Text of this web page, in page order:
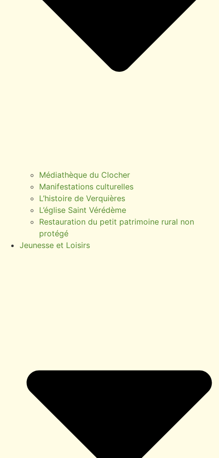
Médiathèque du Clocher
Manifestations culturelles
L’histoire de Verquières
L’église Saint Vérédème
Restauration du petit patrimoine rural non
protégé
Jeunesse et Loisirs